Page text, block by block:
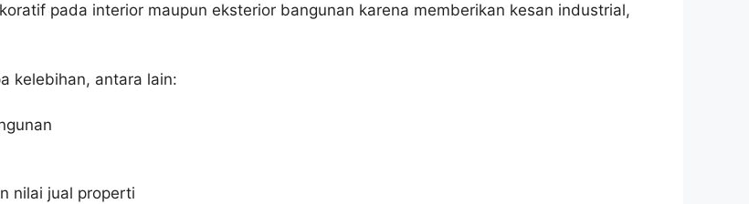
pada interior maupun eksterior bangunan karena memberikan kesan industrial,
kelebihan, antara lain:
nilai jual properti